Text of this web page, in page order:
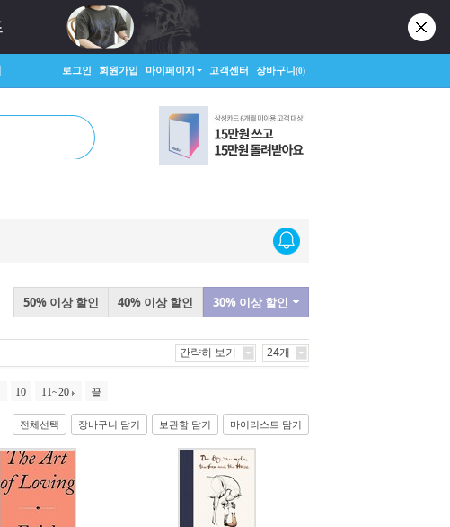
로그인 회원가입 마이페이지 고객센터 장바구니(0)
50% 이상 할인 40% 이상 할인 30% 이상 할인
간략히 보기 24개
10 11~20 끝
전체선택 장바구니 담기 보관함 담기 마이리스트 담기